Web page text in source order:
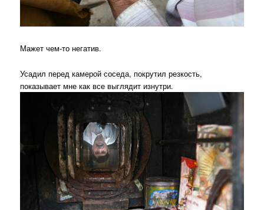
Мажет чем-то негатив.
Усадил перед камерой соседа, покрутил резкость,
показывает мне как все выглядит изнутри.